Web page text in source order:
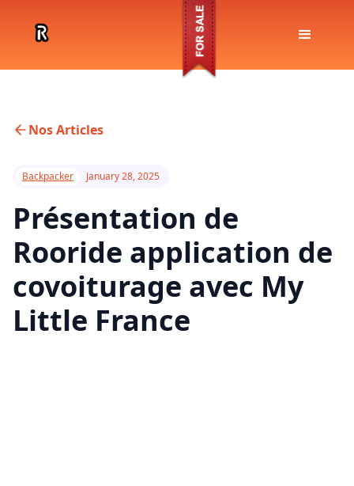
Nos Articles
Backpacker January 28, 2025
Présentation de
Rooride application de
covoiturage avec My
Little France